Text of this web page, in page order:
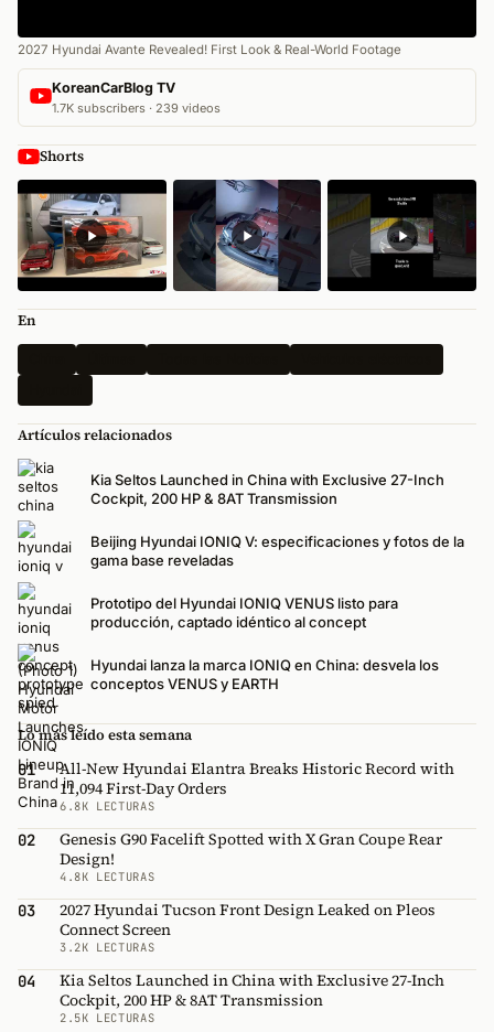
2027 Hyundai Avante Revealed! First Look & Real-World Footage
KoreanCarBlog TV
1.7K subscribers · 239 videos
Shorts
En
Artículos relacionados
Kia Seltos Launched in China with Exclusive 27-Inch
Cockpit, 200 HP & 8AT Transmission
Beijing Hyundai IONIQ V: especificaciones y fotos de la
gama base reveladas
Prototipo del Hyundai IONIQ VENUS listo para
producción, captado idéntico al concept
Hyundai lanza la marca IONIQ en China: desvela los
conceptos VENUS y EARTH
Lo más leído esta semana
01
All-New Hyundai Elantra Breaks Historic Record with
11,094 First-Day Orders
6.8K LECTURAS
02
Genesis G90 Facelift Spotted with X Gran Coupe Rear
Design!
4.8K LECTURAS
03
2027 Hyundai Tucson Front Design Leaked on Pleos
Connect Screen
3.2K LECTURAS
04
Kia Seltos Launched in China with Exclusive 27-Inch
Cockpit, 200 HP & 8AT Transmission
2.5K LECTURAS